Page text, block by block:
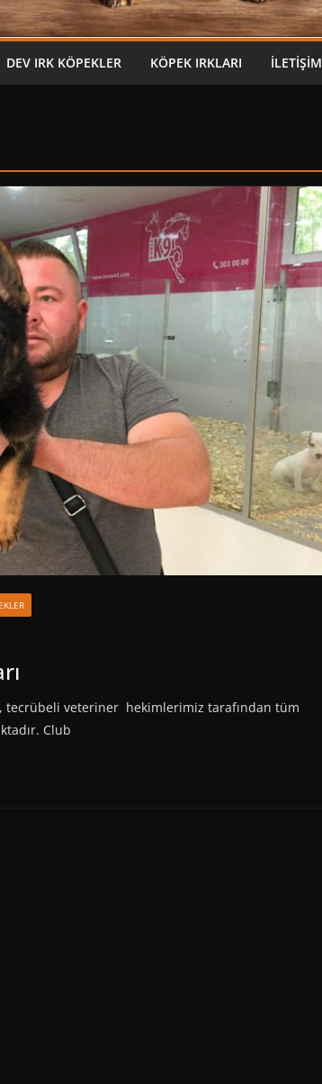
DEV IRK KÖPEKLER KÖPEK IRKLARI İLETIŞIM
tecrübeli veteriner hekimlerimiz tarafından tüm
Club